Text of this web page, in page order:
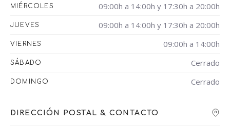
MIÉRCOLES 09:00h a 14:00h y 17:30h a 20:00h
JUEVES 09:00h a 14:00h y 17:30h a 20:00h
VIERNES 09:00h a 14:00h
SÁBADO Cerrado
DOMINGO Cerrado
DIRECCIÓN POSTAL & CONTACTO